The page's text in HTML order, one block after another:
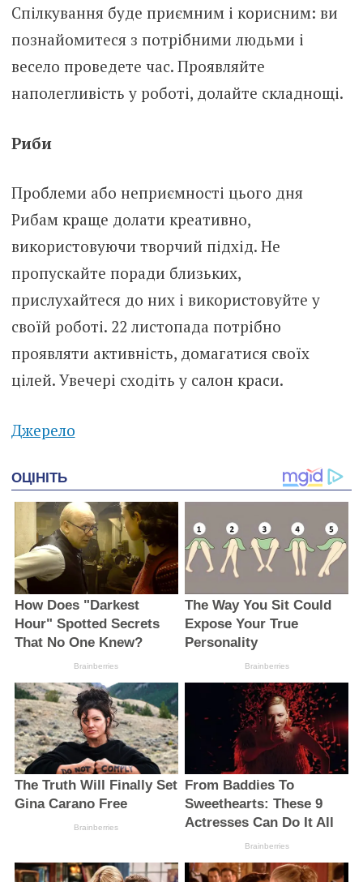
Спілкування буде приємним і корисним: ви
познайомитеся з потрібними людьми і
весело проведете час. Проявляйте
наполегливість у роботі, долайте складнощі.
Риби
Проблеми або неприємності цього дня
Рибам краще долати креативно,
використовуючи творчий підхід. Не
пропускайте поради близьких,
прислухайтеся до них і використовуйте у
своїй роботі. 22 листопада потрібно
проявляти активність, домагатися своїх
цілей. Увечері сходіть у салон краси.
Джерело